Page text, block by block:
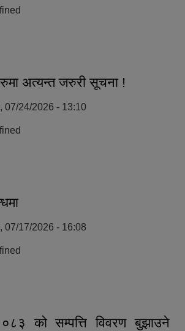
अत्यन्त जरुरी सूचना !
07/24/2026 - 13:10
07/17/2026 - 16:08
को सम्पत्ति विवरण बुझाउने